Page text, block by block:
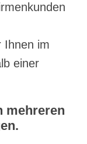
Ihnen im
einer
mehreren